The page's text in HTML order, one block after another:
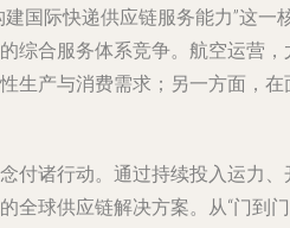
国际快递供应链服务能力”这
综合服务体系竞争。航空运营
生产与消费需求；另一方面，
付诸行动。通过持续投入运力
全球供应链解决方案。从“门到